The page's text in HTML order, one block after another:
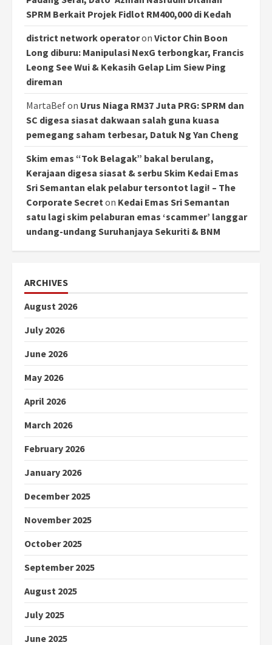
SPRM Berkait Projek Fidlot RM400,000 di Kedah
district network operatoron Victor Chin Boon
Long diburu: Manipulasi NexG terbongkar, Francis
Leong See Wui & Kekasih Gelap Lim Siew Ping
direman
MartaBefon Urus Niaga RM37 Juta PRG: SPRM dan
SC digesa siasat dakwaan salah guna kuasa
pemegang saham terbesar, Datuk Ng Yan Cheng
Skim emas “Tok Belagak” bakal berulang,
Kerajaan digesa siasat & serbu Skim Kedai Emas
Sri Semantan elak pelabur tersontot lagi! – The
Corporate Secret on Kedai Emas Sri Semantan
satu lagi skim pelaburan emas ‘scammer’ langgar
undang-undang Suruhanjaya Sekuriti & BNM
ARCHIVES
August 2026
July 2026
June 2026
May 2026
April 2026
March 2026
February 2026
January 2026
December 2025
November 2025
October 2025
September 2025
August 2025
July 2025
June 2025